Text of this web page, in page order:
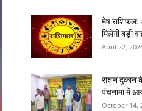
मेष
मिलेगी बड़ी
April 22,
राशन दुकान
पंचनामा में
October 14,